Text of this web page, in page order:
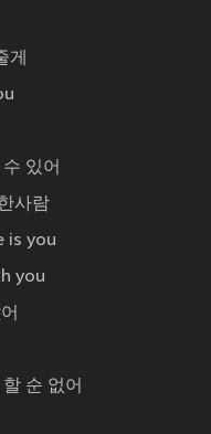
게
있어
사람
is you
you
순 없어